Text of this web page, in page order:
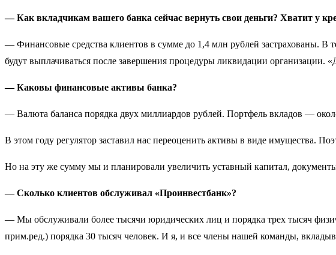
— Как вкладчикам вашего банка сейчас вернуть свои деньги? Хватит у
— Финансовые средства клиентов в сумме до 1,4 млн рублей застрахованы. В
будут выплачиваться после завершения процедуры ликвидации организации.
— Каковы финансовые активы банка?
— Валюта баланса порядка двух миллиардов рублей. Портфель вкладов —
В этом году регулятор заставил нас переоценить активы в виде имущества.
Но на эту же сумму мы и планировали увеличить уставный капитал,
— Сколько клиентов обслуживал «Проинвестбанк»?
— Мы обслуживали более тысячи юридических лиц и порядка трех тысяч
прим.ред.) порядка 30 тысяч человек. И я, и все члены нашей команды,